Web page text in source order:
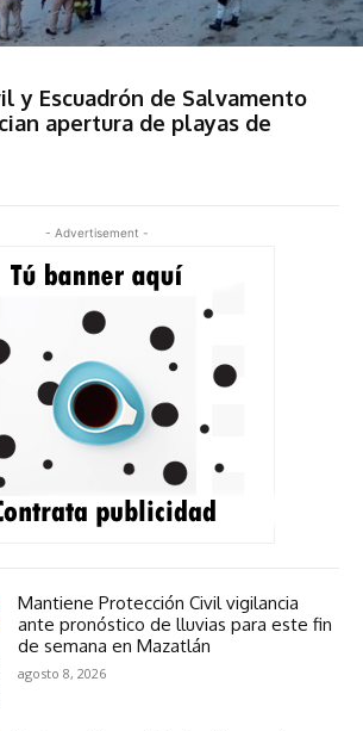
y Escuadrón de Salvamento
apertura de playas de
- Advertisement -
Mantiene Protección Civil vigilancia
ante pronóstico de lluvias para este fin
de semana en Mazatlán
agosto 8, 2026